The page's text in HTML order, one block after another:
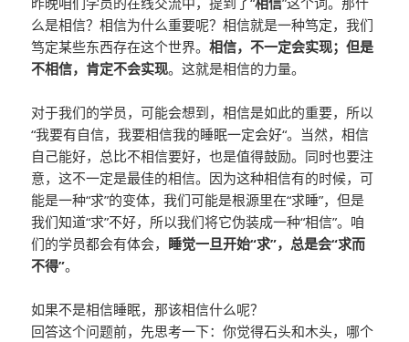
么是相信？相信为什么重要呢？相信就是一种笃定，我们
笃定某些东西存在这个世界。相信，不一定会实现；但是
不相信，肯定不会实现。这就是相信的力量。
对于我们的学员，可能会想到，相信是如此的重要，所以
“我要有自信，我要相信我的睡眠一定会好“。当然，相信
自己能好，总比不相信要好，也是值得鼓励。同时也要注
意，这不一定是最佳的相信。因为这种相信有的时候，可
能是一种“求”的变体，我们可能是根源里在“求睡”，但是
我们知道“求”不好，所以我们将它伪装成一种“相信”。咱
们的学员都会有体会， 睡觉一旦开始“求”，总是会“求而
不得”。
如果不是相信睡眠，那该相信什么呢？
回答这个问题前，先思考一下：你觉得石头和木头，哪个